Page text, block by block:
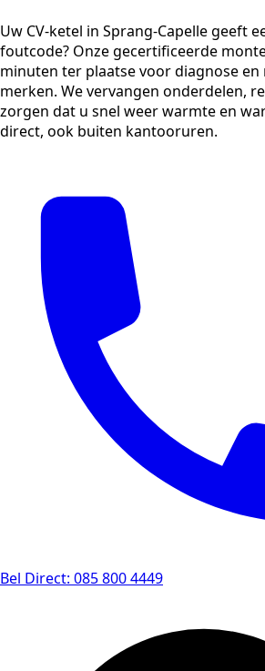
Uw CV-ketel in Sprang-Capelle geeft
foutcode? Onze gecertificeerde
minuten ter plaatse voor diagnose en
merken. We vervangen onderdelen,
zorgen dat u snel weer warmte en
direct, ook buiten kantooruren.
Bel Direct: 085 800 4449